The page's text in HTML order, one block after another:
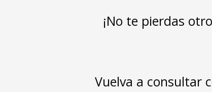
¡No te pierdas
Vuelva a consultar